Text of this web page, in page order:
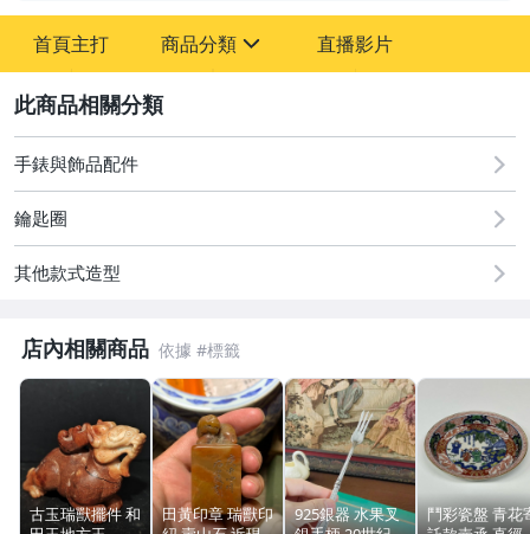
首頁主打 商品分類
圖書/影音/文具
古董、藝術與礦石
玩具、模型與公仔
男性精品與服飾
運動、戶外與休閒
直播影片
手錶與飾品配件
鑰匙圈
其他款式造型
店內相關商品
古玉瑞獸擺件 和
田黃印章 瑞獸印
925銀器 水果叉
鬥彩瓷盤 青花